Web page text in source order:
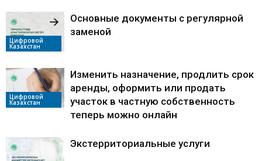
Цифровой
Казахстан
Основные документы с регулярной
заменой
Цифровой
Казахстан
Изменить назначение, продлить срок
аренды, оформить или продать
участок в частную собственность
теперь можно онлайн
Экстерриториальные услуги